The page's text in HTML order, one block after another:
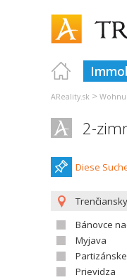
AReality.sk >
2-
Diese
Trenčiansky
Bánovce nad
Myjava
Partizánske
Prievidza